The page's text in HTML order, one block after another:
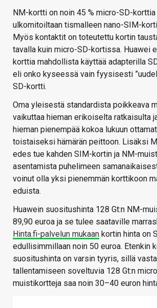
NM-kortti on noin 45 % micro-SD-
ulkomitoiltaan tismalleen nano-SIM-
Myös kontaktit on toteutettu kortin
tavalla kuin micro-SD-kortissa. Huawei
korttia mahdollista käyttää adapterilla
eli onko kyseessä vain fyysisesti
SD-kortti.
Oma yleisestä standardista poikkeava
vaikuttaa hieman erikoiselta ratkaisulta
hieman pienempää kokoa lukuun
toistaiseksi hämärän peittoon. Lisäksi
edes tue kahden SIM-kortin ja NM-
asentamista puhelimeen
voinut olla yksi pienemmän korttikoon
eduista.
Huawein suositushinta 128 Gt:n NM-
89,90 euroa ja se tulee saataville
Hinta.fi-palvelun mukaan kortin hinta on
edullisimmillaan noin 50 euroa. Etenkin
suositushinta on varsin tyyris, sillä
tallentamiseen soveltuvia 128 Gt:n
muistikortteja saa noin 30–40 euron